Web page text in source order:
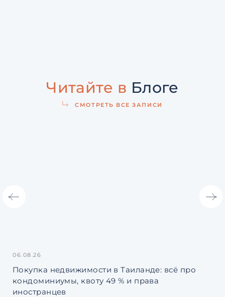
Читайте в Блоге
СМОТРЕТЬ ВСЕ ЗАПИСИ
06.08.26
Покупка недвижимости в Таиланде: всё про
кондоминиумы, квоту 49 % и права
иностранцев